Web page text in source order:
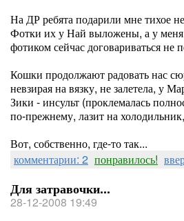
На ДР ребята подарили мне тихое
Фотки их у Най выложены, а у меня
фотиком сейчас договариваться не
Кошки продолжают радовать нас
невзирая на вязку, не залетела, у
Зики - инсульт (проклемалась
по-прежнему, лазит на
Вот, собственно, где-то так...
комментарии: 2 понравилось!
Для затравочки...
28-12-2008 19:49